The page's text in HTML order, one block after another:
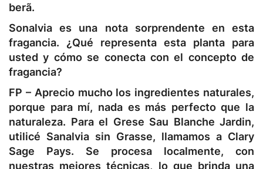
berã.
Sonalvia es una nota sorprendente en esta
fragancia. ¿Qué representa esta planta para
usted y cómo se conecta con el concepto de
fragancia?
FP – Aprecio mucho los ingredientes naturales,
porque para mí, nada es más perfecto que la
naturaleza. Para el Grese Sau Blanche Jardin,
utilicé Sanalvia sin Grasse, llamamos a Clary
Sage Pays. Se procesa localmente, con
nuestras mejores técnicas, lo que brinda una